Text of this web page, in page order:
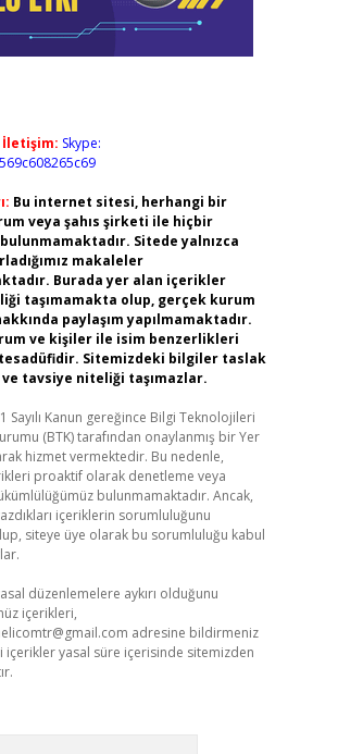
İletişim: Skype:
Bu internet sitesi, herhangi bir
veya şahıs şirketi ile hiçbir
bulunmamaktadır. Sitede yalnızca
makaleler
Burada yer alan içerikler
taşımamakta olup, gerçek kurum
paylaşım yapılmamaktadır.
ve kişiler ile isim benzerlikleri
Sitemizdeki bilgiler taslak
tavsiye niteliği taşımazlar.
Sayılı Kanun gereğince Bilgi Teknolojileri
(BTK) tarafından onaylanmış bir Yer
hizmet vermektedir. Bu nedenle,
proaktif olarak denetleme veya
bulunmamaktadır. Ancak,
içeriklerin sorumluluğunu
siteye üye olarak bu sorumluluğu kabul
düzenlemelere aykırı olduğunu
içerikleri,
adresine bildirmeniz
içerikler yasal süre içerisinde sitemizden